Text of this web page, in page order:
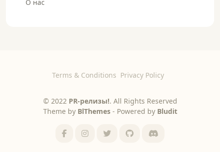
О нас
Terms & Conditions Privacy Policy
© 2022 PR-релизы!. All Rights Reserved
Theme by BlThemes- Powered by Bludit